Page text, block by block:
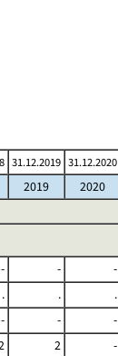
31.12.2019 31.12.2020
2019 2020
- - -
. . .
- - -
2 -